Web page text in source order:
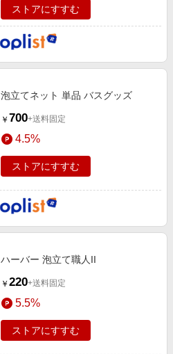
ストアにすすむ
泡立てネット 単品 バスグッズ
￥ 700+送料固定
4.5%
ストアにすすむ
ハーバー 泡立て職人II
￥ 220+送料固定
5.5%
ストアにすすむ